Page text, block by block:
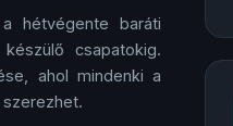
hétvégente baráti
csapatokig.
ahol mindenki a